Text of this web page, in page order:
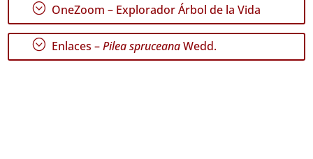
; OneZoom – Explorador Árbol de la Vida
; Enlaces –Pilea spruceanaWedd.